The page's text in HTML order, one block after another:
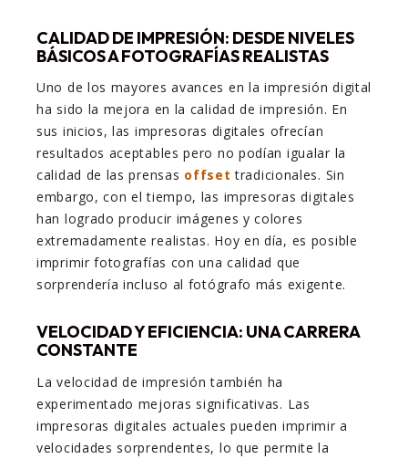
CALIDAD DE IMPRESIÓN: DESDE NIVELES
BÁSICOS A FOTOGRAFÍAS REALISTAS
Uno de los mayores avances en la impresión digital
ha sido la mejora en la calidad de impresión. En
sus inicios, las impresoras digitales ofrecían
resultados aceptables pero no podían igualar la
calidad de las prensas offset tradicionales. Sin
embargo, con el tiempo, las impresoras digitales
han logrado producir imágenes y colores
extremadamente realistas. Hoy en día, es posible
imprimir fotografías con una calidad que
sorprendería incluso al fotógrafo más exigente.
VELOCIDAD Y EFICIENCIA: UNA CARRERA
CONSTANTE
La velocidad de impresión también ha
experimentado mejoras significativas. Las
impresoras digitales actuales pueden imprimir a
velocidades sorprendentes, lo que permite la